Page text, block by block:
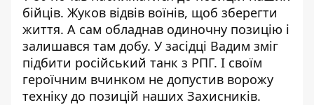
бійців. Жуков відвів воїнів, щоб зберегти
життя. А сам обладнав одиночну позицію і
залишався там добу. У засідці Вадим зміг
підбити російський танк з РПГ. І своїм
героїчним вчинком не допустив ворожу
техніку до позицій наших Захисників.